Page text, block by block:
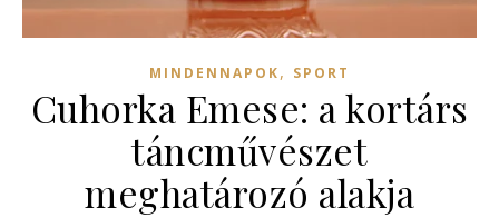
MINDENNAPOK, SPORT
Cuhorka Emese: a kortárs
táncművészet
meghatározó alakja